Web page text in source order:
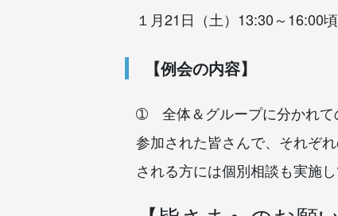
１月21日（土）13:30～
【例会の内容】
➀ 全体＆グループに分かれて
参加された皆さんで、それぞ
される方には個別相談も実施し